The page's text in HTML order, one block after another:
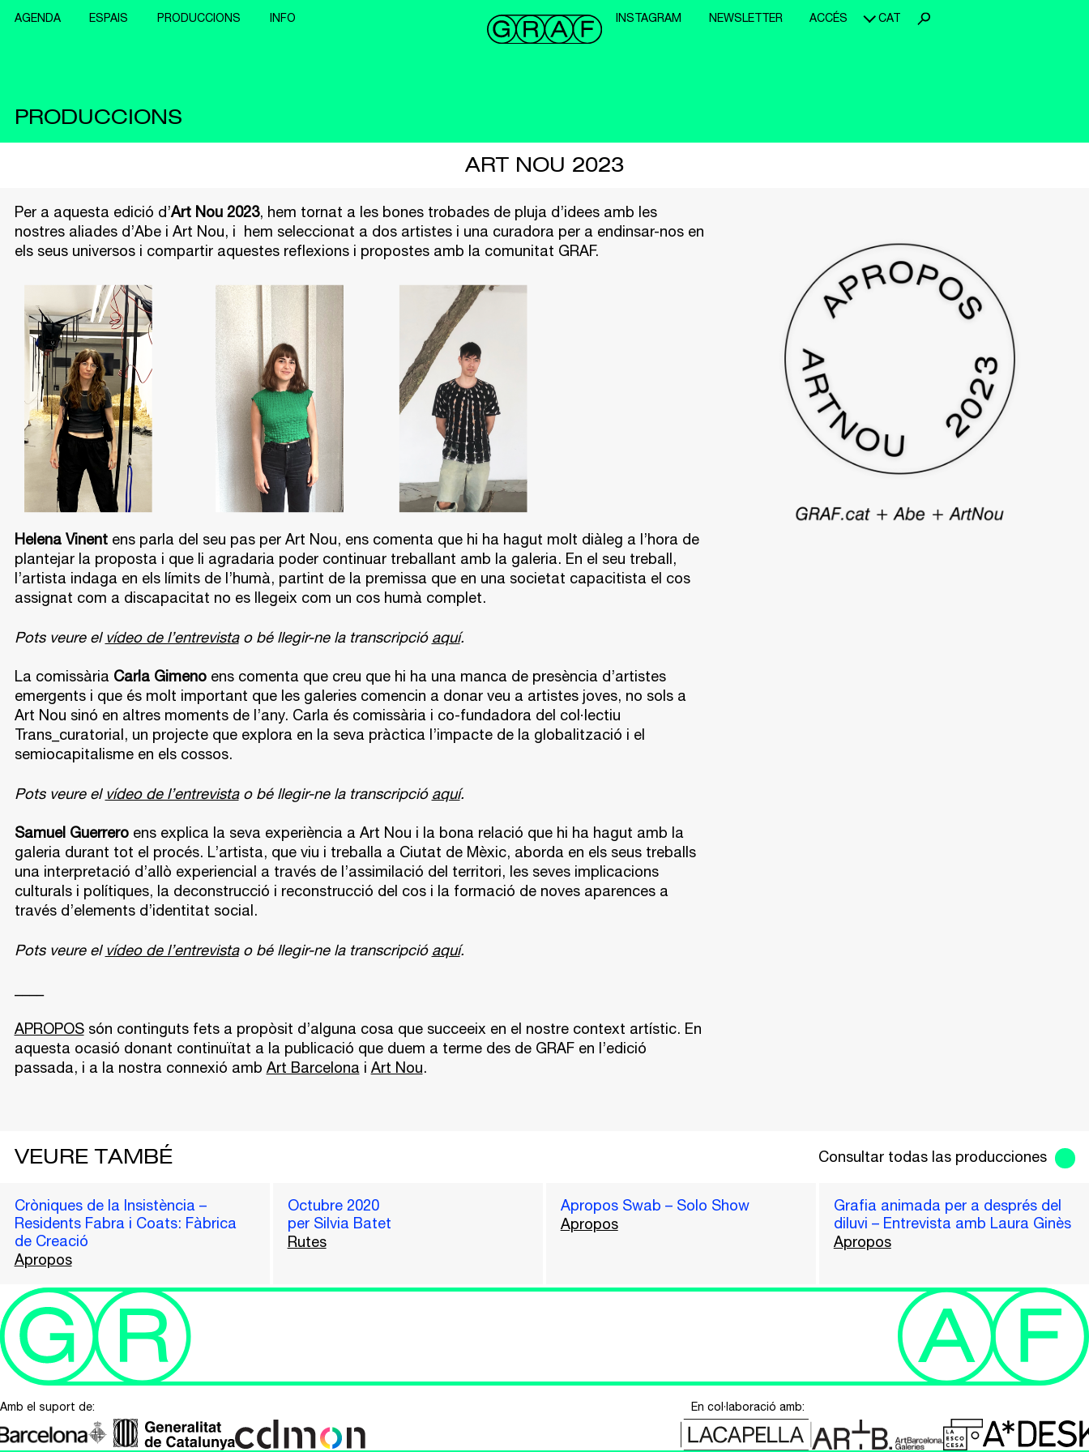
AGENDA ESPAIS PRODUCCIONS INFO INSTAGRAM NEWSLETTER ACCÉS CAT
PRODUCCIONS
ART NOU 2023
Per a aquesta edició d’Art Nou 2023, hem tornat a les bones trobades de pluja d’idees amb les
nostres aliades d’Abe i Art Nou, i hem seleccionat a dos artistes i una curadora per a endinsar-nos en
els seus universos i compartir aquestes reflexions i propostes amb la comunitat GRAF.
Helena Vinentens parla del seu pas per Art Nou, ens comenta que hi ha hagut molt diàleg a l’hora de
plantejar la proposta i que li agradaria poder continuar treballant amb la galeria. En el seu treball,
l’artista indaga en els límits de l’humà, partint de la premissa que en una societat capacitista el cos
assignat com a discapacitat no es llegeix com un cos humà complet.
Pots veure el vídeo de l’entrevistao bé llegir-ne la transcripció aquí.
La comissària Carla Gimenoens comenta que creu que hi ha una manca de presència d’artistes
emergents i que és molt important que les galeries comencin a donar veu a artistes joves, no sols a
Art Nou sinó en altres moments de l’any. Carla és comissària i co-fundadora del col·lectiu
Trans_curatorial, un projecte que explora en la seva pràctica l’impacte de la globalització i el
semiocapitalisme en els cossos.
Pots veure el vídeo de l’entrevistao bé llegir-ne la transcripció aquí.
Samuel Guerreroens explica la seva experiència a Art Nou i la bona relació que hi ha hagut amb la
galeria durant tot el procés. L’artista, que viu i treballa a Ciutat de Mèxic, aborda en els seus treballs
una interpretació d’allò experiencial a través de l’assimilació del territori, les seves implicacions
culturals i polítiques, la deconstrucció i reconstrucció del cos i la formació de noves aparences a
través d’elements d’identitat social.
Pots veure el vídeo de l’entrevistao bé llegir-ne la transcripció aquí.
APROPOSsón continguts fets a propòsit d’alguna cosa que succeeix en el nostre context artístic. En
aquesta ocasió donant continuïtat a la publicació que duem a terme des de GRAF en l’edició
passada, i a la nostra connexió amb Art Barcelona i Art Nou.
VEURE TAMBÉ Consultar todas las producciones
Cròniques de la Insistència –
Residents Fabra i Coats: Fàbrica
de Creació
Apropos
Octubre 2020
per Silvia Batet
Rutes
Apropos Swab – Solo Show
Apropos
Grafia animada per a després del
diluvi – Entrevista amb Laura Ginès
Apropos
Amb el suport de: En col·laboració amb: